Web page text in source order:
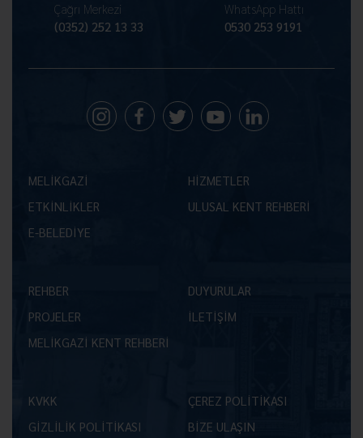
Çağrı Merkezi
(0352) 252 13 33
WhatsApp Hattı
0530 253 9191
MELİKGAZİ
HİZMETLER
ETKİNLİKLER
ULUSAL KENT REHBERİ
E-BELEDİYE
REHBER
DUYURULAR
PROJELER
İLETİŞİM
MELİKGAZİ KENT REHBERİ
KVKK
ÇEREZ POLİTİKASI
GİZLİLİK POLİTİKASI
BİZE ULAŞIN